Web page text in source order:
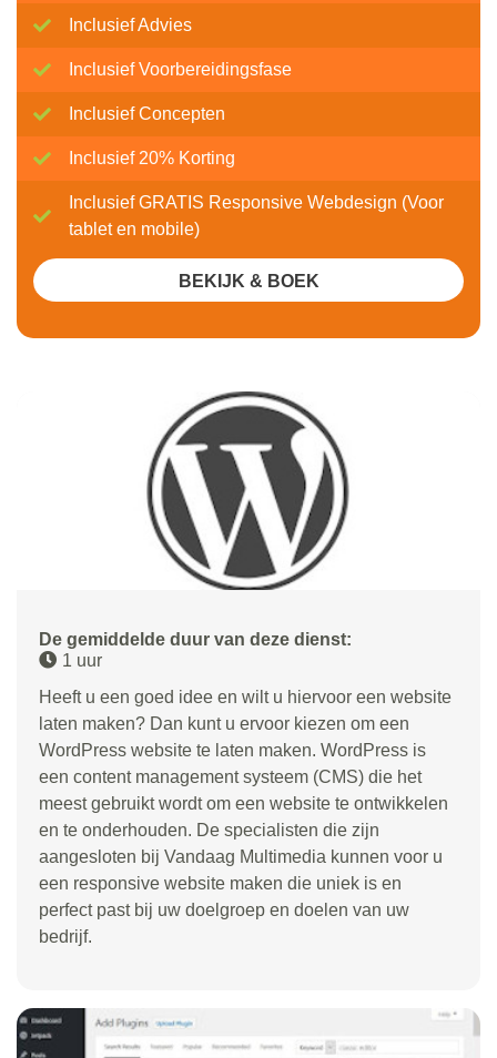
De gemiddelde duur van deze dienst:
1 uur
Heeft u een goed idee en wilt u hiervoor een website
laten maken? Dan kunt u ervoor kiezen om een
WordPress website te laten maken. WordPress is
een content management systeem (CMS) die het
meest gebruikt wordt om een website te ontwikkelen
en te onderhouden. De specialisten die zijn
aangesloten bij Vandaag Multimedia kunnen voor u
een responsive website maken die uniek is en
perfect past bij uw doelgroep en doelen van uw
bedrijf.
Inclusief Advies
Inclusief Voorbereidingsfase
Inclusief Concepten
Inclusief 20% Korting
Inclusief GRATIS Responsive Webdesign (Voor
tablet en mobile)
BEKIJK & BOEK